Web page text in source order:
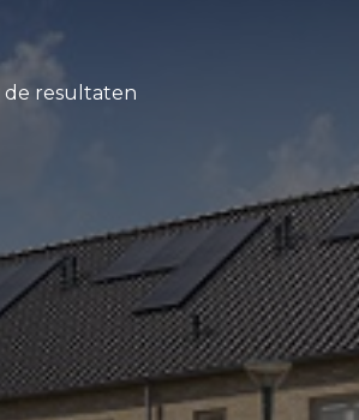
de resultaten